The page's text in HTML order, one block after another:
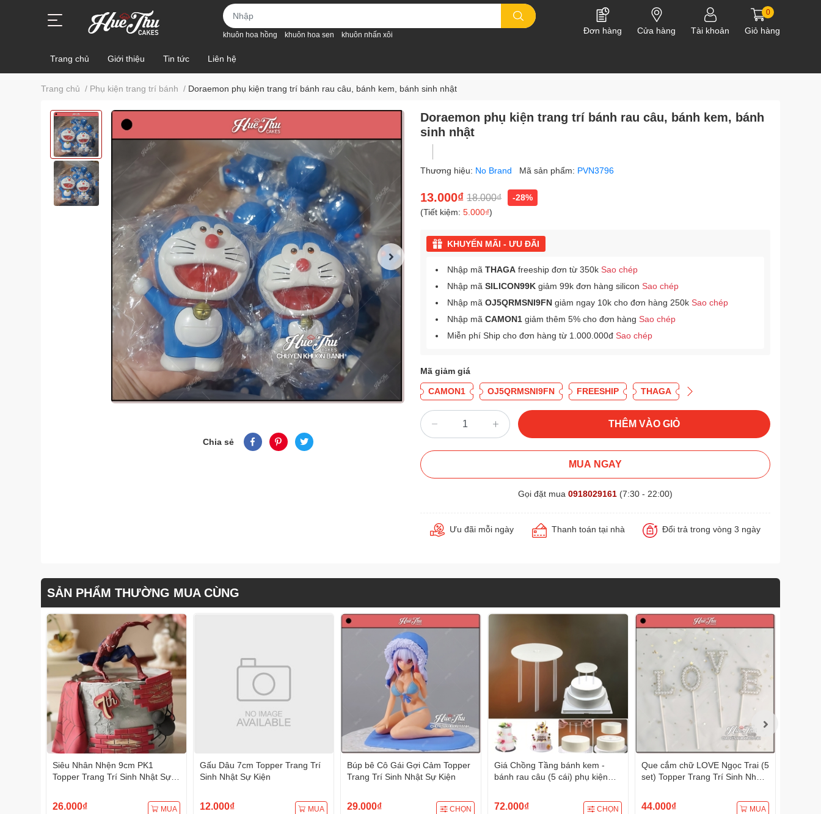
khuôn hoa hồng khuôn hoa sen khuôn nhấn xôi Đơn hàng Cửa hàng Tài khoản
0
Giỏ hàng
Trang chủ Giới thiệu Tin tức Liên hệ
Trang chủ / Phụ kiện trang trí bánh / Doraemon phụ kiện trang trí bánh rau câu, bánh kem, bánh sinh nhật
Chia sẻ
Doraemon phụ kiện trang trí bánh rau câu, bánh kem, bánh
sinh nhật
Thương hiệu: No Brand Mã sản phẩm: PVN3796
13.000₫ 18.000₫
-28%
(Tiết kiệm: 5.000₫)
KHUYẾN MÃI - ƯU ĐÃI
Nhập mã THAGA freeship đơn từ 350k Sao chép
Nhập mã SILICON99K giảm 99k đơn hàng silicon Sao chép
Nhập mã OJ5QRMSNI9FN giảm ngay 10k cho đơn hàng 250k Sao chép
Nhập mã CAMON1 giảm thêm 5% cho đơn hàng Sao chép
Miễn phí Ship cho đơn hàng từ 1.000.000đ Sao chép
Mã giảm giá
CAMON1 OJ5QRMSNI9FN FREESHIP THAGA
THÊM VÀO GIỎ
MUA NGAY
Gọi đặt mua 0918029161 (7:30 - 22:00)
Ưu đãi mỗi ngày Thanh toán tại nhà Đổi trả trong vòng 3 ngày
SẢN PHẨM THƯỜNG MUA CÙNG
Siêu Nhân Nhện 9cm PK1
Topper Trang Trí Sinh Nhật Sự
26.000₫ MUA
Gấu Dâu 7cm Topper Trang Trí
Sinh Nhật Sự Kiện
12.000₫ MUA
Búp bê Cô Gái Gợi Cảm Topper
Trang Trí Sinh Nhật Sự Kiện
29.000₫ CHỌN
Giá Chồng Tầng bánh kem -
bánh rau câu (5 cái) phụ kiện
72.000₫ CHỌN
Que cắm chữ LOVE Ngọc Trai (5
set) Topper Trang Trí Sinh Nhật
44.000₫ MUA